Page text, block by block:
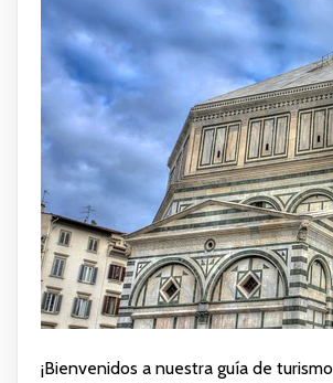
¡Bienvenidos a nuestra guía de turismo